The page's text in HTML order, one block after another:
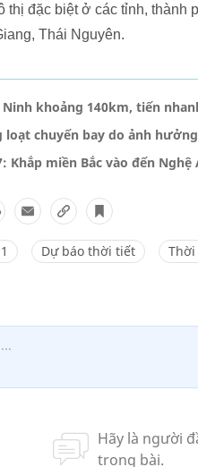
thị đặc biệt ở các tỉnh,
Thái Nguyên.
Ninh khoảng 140km, tiến
loạt chuyến bay do ảnh
Khắp miền Bắc vào đến
Dự báo thời tiết